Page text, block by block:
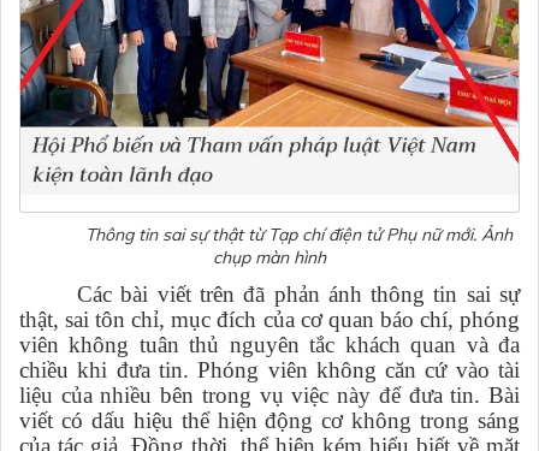
Thông tin sai sự thật từ Tạp chí điện tử Phụ nữ mới. Ảnh
chụp màn hình
Các bài viết trênđã phản ánh thông tin sai sự
thật,sai tôn chỉ, mục đích của cơ quan báo chí, phóng
viên không tuân thủ nguyên tắc khách quan và đa
chiều khi đưa tin. Phóng viên không căn cứ vào tài
liệu của nhiều bên trong vụ việc này để đưa tin. Bài
viết có dấu hiệu thể hiện động cơ không trong sáng
của tác giả. Đồng thời, thể hiện kém hiểu biết về mặt